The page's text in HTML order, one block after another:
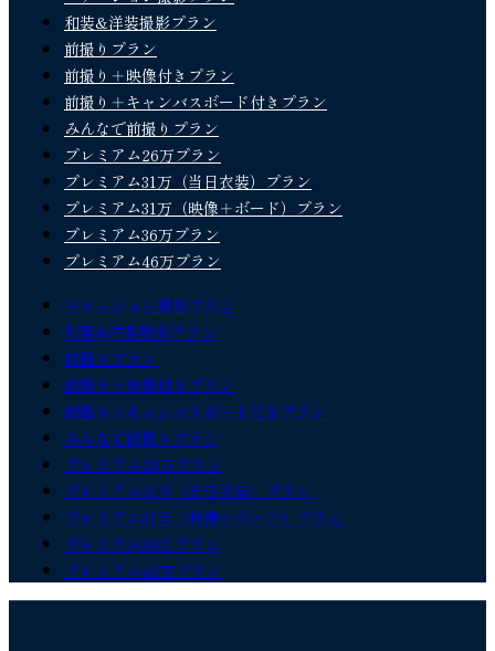
和装&洋装撮影プラン
前撮りプラン
前撮り＋映像付きプラン
前撮り＋キャンバスボード付きプラン
みんなで前撮りプラン
プレミアム26万プラン
プレミアム31万（当日衣装）プラン
プレミアム31万（映像＋ボード）プラン
プレミアム36万プラン
プレミアム46万プラン
ロケーション撮影プラン
和装&洋装撮影プラン
前撮りプラン
前撮り＋映像付きプラン
前撮り＋キャンバスボード付きプラン
みんなで前撮りプラン
プレミアム26万プラン
プレミアム31万（当日衣装）プラン
プレミアム31万（映像＋ボード）プラン
プレミアム36万プラン
プレミアム46万プラン